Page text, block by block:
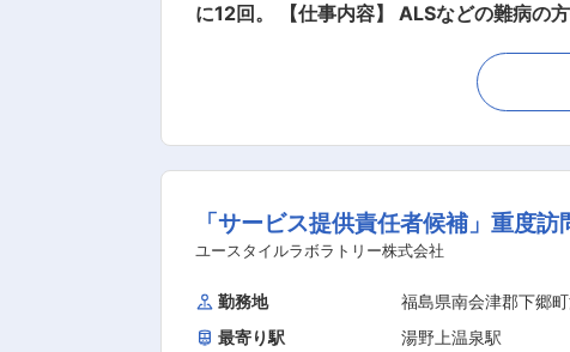
に12回。 【仕事内容】 ALSなどの難病の方や、さまざまな障がいによりおひとりでは生活できない方のご自宅へ伺い、生命と生活を支える、
く、専門的な介護職です。 研修を通して
の役に立つ仕事をしていきたい方、お待ちしております！ ・見守り ・生活介助： 家事援助（洗濯、掃除
・担当者会議への出席 ・スタッフのシフ
営業戦略の企画と実行 ・非常勤スタッフの採用 など ※詳細は面談
開始 ・ベットから車いすへの移乗 ・お食事介助 ・外出援助など ◇13:00～／サービス記
～／利用者宅到着・サービス開始 ◇18:00～／サービス記録、終了 ・
「サービス提供責任者候補」重度
ユースタイルラボラトリー株式会社
勤務地
福島県南会津郡下郷
最寄り駅
湯野上温泉駅